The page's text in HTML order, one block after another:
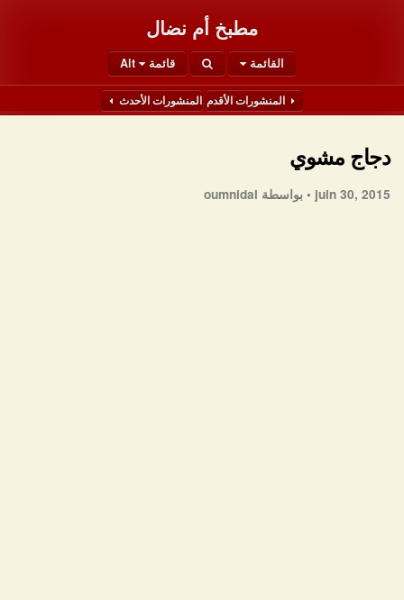
مطبخ أم نضال
القائمة قائمة Alt
المنشورات الأقدم المنشورات الأحدث
دجاج مشوي
juin 30, 2015 • بواسطة oumnidal